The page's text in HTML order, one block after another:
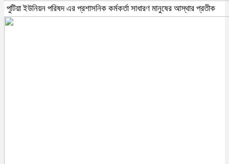
পুটিয়া ইউনিয়ন পরিষদ এর প্রশাসনিক কর্মকর্তা সাধারণ মানুষের আস্থার প্রতীক